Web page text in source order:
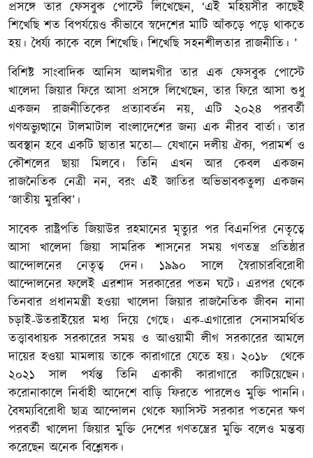
প্রসঙ্গে তার ফেসবুক পোস্টে লিখেছেন, ‘এই মহিয়সীর কাছেই
শিখেছি শত বিপর্যয়েও কীভাবে স্বদেশের মাটি আঁকড়ে পড়ে থাকতে
হয়। ধৈর্য্য কাকে বলে শিখেছি। শিখেছি সহনশীলতার রাজনীতি। ’
বিশিষ্ট সাংবাদিক আনিস আলমগীর তার এক ফেসবুক পোস্টে
খালেদা জিয়ার ফিরে আসা প্রসঙ্গে লিখেছেন, তার ফিরে আসা শুধু
একজন রাজনীতিকের প্রত্যাবর্তন নয়, এটি ২০২৪ পরবর্তী
গণঅভ্যুত্থানে টালমাটাল বাংলাদেশের জন্য এক নীরব বার্তা। তার
অবস্থান হবে একটি ছাতার মতো— যেখানে দলীয় ঐক্য, পরামর্শ ও
কৌশলের ছায়া মিলবে। তিনি এখন আর কেবল একজন
রাজনৈতিক নেত্রী নন, বরং এই জাতির অভিভাবকতুল্য একজন
‘জাতীয় মুরব্বি’।
সাবেক রাষ্ট্রপতি জিয়াউর রহমানের মৃত্যুর পর বিএনপির নেতৃত্বে
আসা খালেদা জিয়া সামরিক শাসনের সময় গণতন্ত্র প্রতিষ্ঠার
আন্দোলনের নেতৃত্ব দেন। ১৯৯০ সালে স্বৈরাচারবিরোধী
আন্দোলনের ফলেই এরশাদ সরকারের পতন ঘটে। এরপর থেকে
তিনবার প্রধানমন্ত্রী হওয়া খালেদা জিয়ার রাজনৈতিক জীবন নানা
চড়াই-উতরাইয়ের মধ্য দিয়ে গেছে। এক-এগারোর সেনাসমর্থিত
তত্ত্বাবধায়ক সরকারের সময় ও আওয়ামী লীগ সরকারের আমলে
দায়ের হওয়া মামলায় তাকে কারাগারে যেতে হয়। ২০১৮ থেকে
২০২১ সাল পর্যন্ত তিনি একাকী কারাগারে কাটিয়েছেন।
করোনাকালে নির্বাহী আদেশে বাড়ি ফিরতে পারলেও মুক্তি পাননি।
বৈষম্যবিরোধী ছাত্র আন্দোলন থেকে ফ্যাসিস্ট সরকার পতনের ক্ষণ
পরবর্তী খালেদা জিয়ার মুক্তি দেশের গণতন্ত্রের মুক্তি বলেও মন্তব্য
করেছেন অনেক বিশ্লেষক।